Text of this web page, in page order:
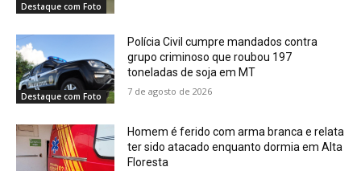
Destaque com Foto
Destaque com Foto
Polícia Civil cumpre mandados contra
grupo criminoso que roubou 197
toneladas de soja em MT
7 de agosto de 2026
Homem é ferido com arma branca e relata
ter sido atacado enquanto dormia em Alta
Floresta